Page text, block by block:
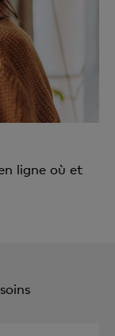
ligne où et